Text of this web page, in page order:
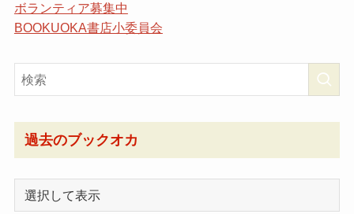
ボランティア募集中
BOOKUOKA書店小委員会
過去のブックオカ